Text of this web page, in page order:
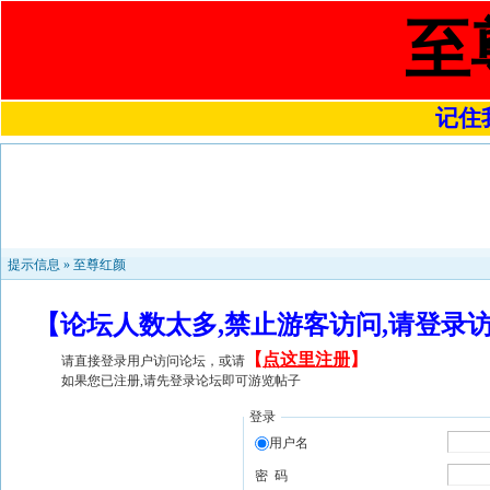
至
记住
提示信息 » 至尊红颜
【论坛人数太多,禁止游客访问,请登
请直接登录用户访问论坛，或请 【 点这里注册】
如果您已注册,请先登录论坛即可游览帖子
登录
用户名
密 码